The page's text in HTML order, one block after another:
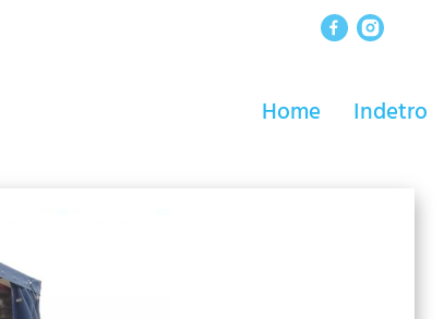
Home Indetro